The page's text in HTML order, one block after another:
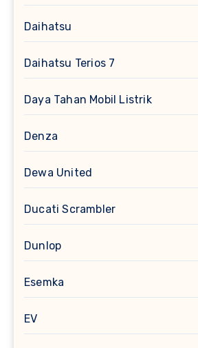
Daihatsu
Daihatsu Terios 7
Daya Tahan Mobil Listrik
Denza
Dewa United
Ducati Scrambler
Dunlop
Esemka
EV